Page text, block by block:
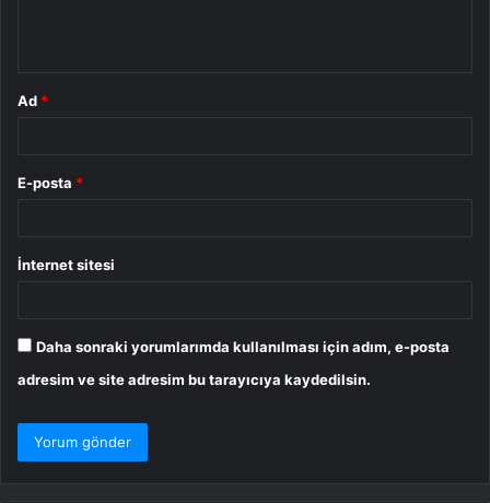
Ad *
E-posta *
İnternet sitesi
Daha sonraki yorumlarımda kullanılması için adım, e-posta
adresim ve site adresim bu tarayıcıya kaydedilsin.